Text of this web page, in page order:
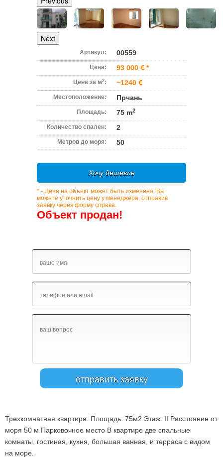
Next
Артикул: 00559
Цена: 93 000 *
Цена за м2: ~1240
Местоположение: Прчань
Площадь: 75 m2
Количество спален: 2
Метров до моря: 50
Хочу дешевле
* - Цена на объект может быть изменена. Вы
можете уточнить цену у менеджера, отправив
заявку через форму справа.
Объект продан!
Трехкомнатная квартира. Площадь: 75м2 Этаж: II Расстояние от
моря 50 м Парковочное место В квартире две спальные
комнаты, гостиная, кухня, большая ванная, и терраса с видом
на море.